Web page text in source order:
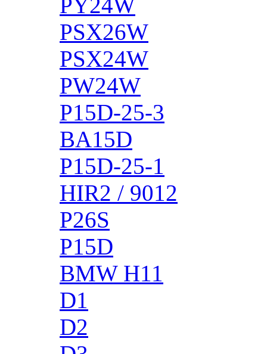
PSX26W
PSX24W
PW24W
P15D-25-3
BA15D
P15D-25-1
HIR2 / 9012
P26S
P15D
BMW H11
D1
D2